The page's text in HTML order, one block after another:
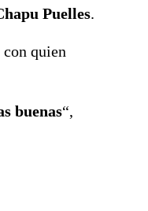
Puelles.
quien
buenas“,